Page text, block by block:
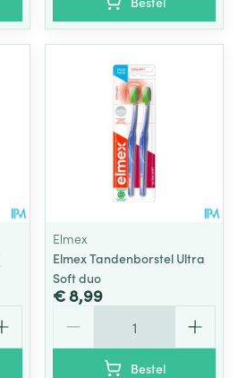
Elmex
Elmex Tandenborstel Ultra
Soft duo
€ 8,99
Bestel